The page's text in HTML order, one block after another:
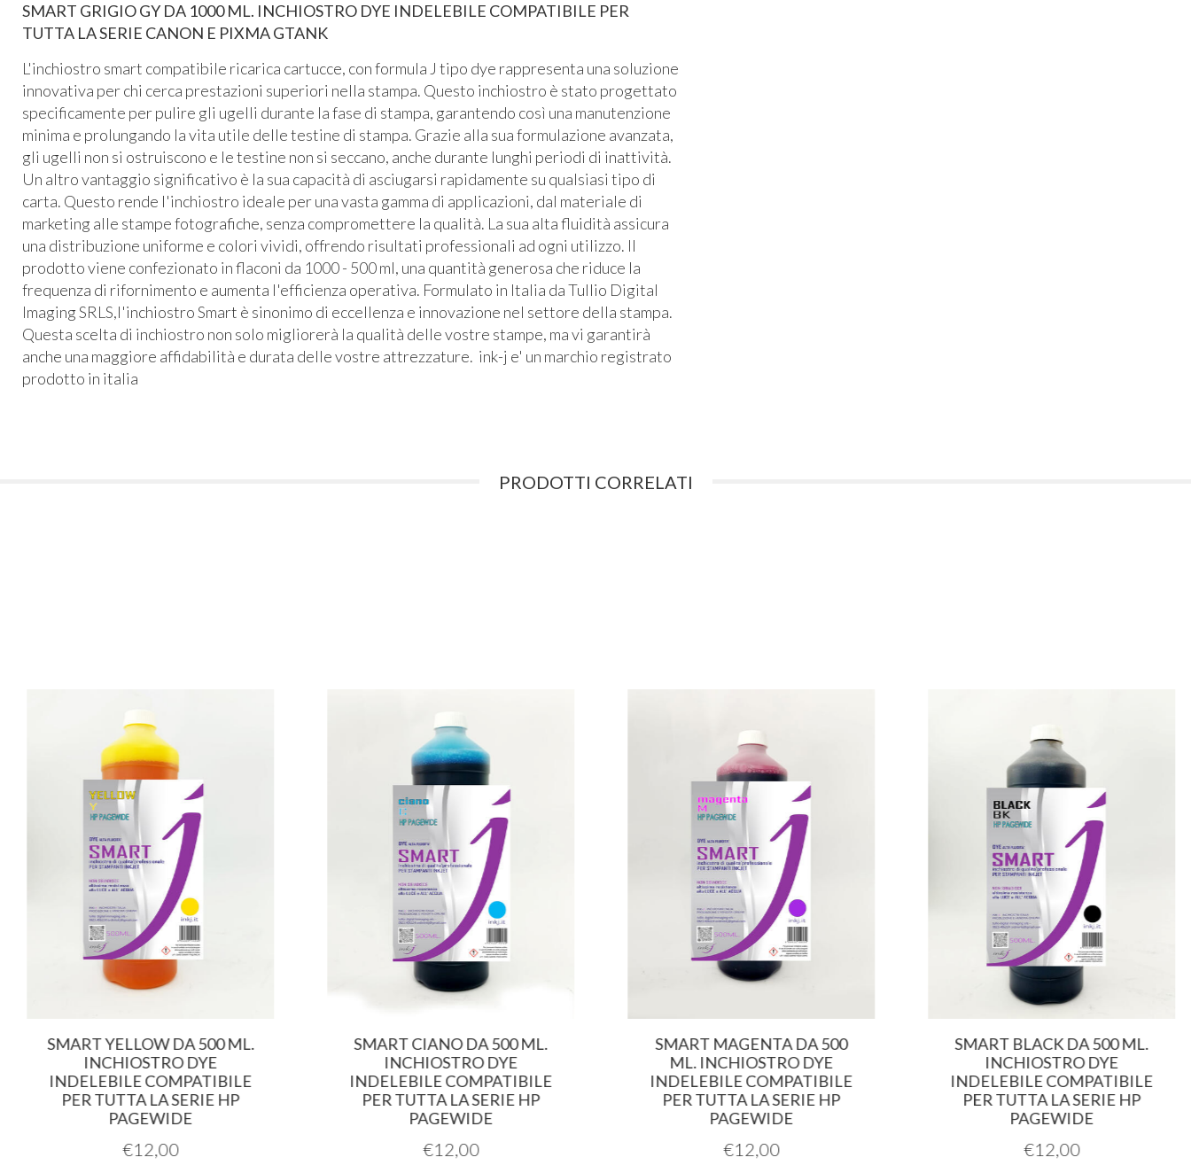
SMART GRIGIO GY DA 1000 ML. INCHIOSTRO DYE INDELEBILE COMPATIBILE PER
TUTTA LA SERIE CANON E PIXMA GTANK
L'inchiostro smart compatibile ricarica cartucce, con formula J tipo dye rappresenta una soluzione
innovativa per chi cerca prestazioni superiori nella stampa. Questo inchiostro è stato progettato
specificamente per pulire gli ugelli durante la fase di stampa, garantendo così una manutenzione
minima e prolungando la vita utile delle testine di stampa. Grazie alla sua formulazione avanzata,
gli ugelli non si ostruiscono e le testine non si seccano, anche durante lunghi periodi di inattività.
Un altro vantaggio significativo è la sua capacità di asciugarsi rapidamente su qualsiasi tipo di
carta. Questo rende l'inchiostro ideale per una vasta gamma di applicazioni, dal materiale di
marketing alle stampe fotografiche, senza compromettere la qualità. La sua alta fluidità assicura
una distribuzione uniforme e colori vividi, offrendo risultati professionali ad ogni utilizzo. Il
prodotto viene confezionato in flaconi da 1000 - 500 ml, una quantità generosa che riduce la
frequenza di rifornimento e aumenta l'efficienza operativa. Formulato in Italia da Tullio Digital
Imaging SRLS,l'inchiostro Smart è sinonimo di eccellenza e innovazione nel settore della stampa.
Questa scelta di inchiostro non solo migliorerà la qualità delle vostre stampe, ma vi garantirà
anche una maggiore affidabilità e durata delle vostre attrezzature. ink-j e' un marchio registrato
prodotto in italia
PRODOTTI CORRELATI
SMART YELLOW DA 500 ML.
INCHIOSTRO DYE
INDELEBILE COMPATIBILE
PER TUTTA LA SERIE HP
PAGEWIDE
€12,00
SMART CIANO DA 500 ML.
INCHIOSTRO DYE
INDELEBILE COMPATIBILE
PER TUTTA LA SERIE HP
PAGEWIDE
€12,00
SMART MAGENTA DA 500
ML. INCHIOSTRO DYE
INDELEBILE COMPATIBILE
PER TUTTA LA SERIE HP
PAGEWIDE
€12,00
SMART BLACK DA 500 ML.
INCHIOSTRO DYE
INDELEBILE COMPATIBILE
PER TUTTA LA SERIE HP
PAGEWIDE
€12,00